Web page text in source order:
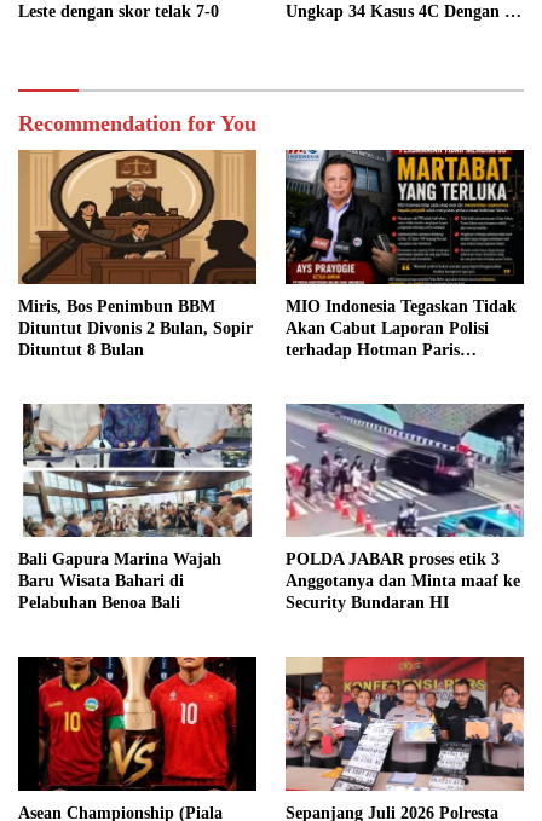
Leste dengan skor telak 7-0
Ungkap 34 Kasus 4C Dengan 42
Recommendation for You
Miris, Bos Penimbun BBM
Dituntut Divonis 2 Bulan, Sopir
Dituntut 8 Bulan
MIO Indonesia Tegaskan Tidak
Akan Cabut Laporan Polisi
terhadap Hotman Paris
Bali Gapura Marina Wajah
Baru Wisata Bahari di
Pelabuhan Benoa Bali
POLDA JABAR proses etik 3
Anggotanya dan Minta maaf ke
Security Bundaran HI
Asean Championship (Piala Sepanjang Juli 2026 Polresta